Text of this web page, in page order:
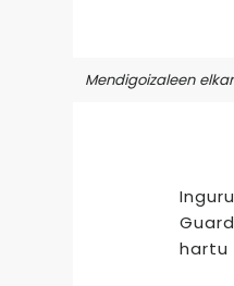
Mendigoizaleen
hartu